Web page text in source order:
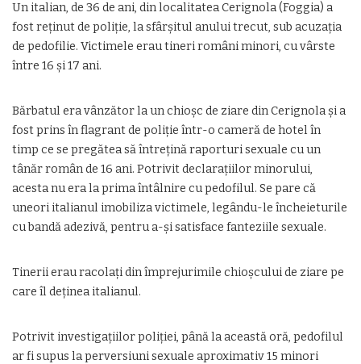
Un italian, de 36 de ani, din localitatea Cerignola (Foggia) a
fost reţinut de poliţie, la sfârşitul anului trecut, sub acuzaţia
de pedofilie. Victimele erau tineri români minori, cu vârste
între 16 şi 17 ani.
Bărbatul era vânzător la un chioşc de ziare din Cerignola şi a
fost prins în flagrant de poliţie într-o cameră de hotel în
timp ce se pregătea să întreţină raporturi sexuale cu un
tânăr român de 16 ani. Potrivit declaraţiilor minorului,
acesta nu era la prima întâlnire cu pedofilul. Se pare că
uneori italianul imobiliza victimele, legându-le încheieturile
cu bandă adezivă, pentru a-şi satisface fanteziile sexuale.
Tinerii erau racolaţi din împrejurimile chioşcului de ziare pe
care îl deţinea italianul.
Potrivit investigaţiilor poliţiei, până la această oră, pedofilul
ar fi supus la perversiuni sexuale aproximativ 15 minori